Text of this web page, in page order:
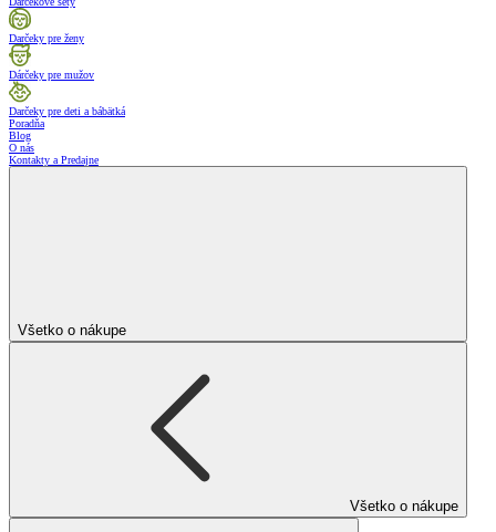
Darčeky pre ženy
Dárčeky pre mužov
Darčeky pre deti a bábätká
Poradňa
Blog
O nás
Kontakty a Predajne
Všetko o nákupe
Všetko o nákupe